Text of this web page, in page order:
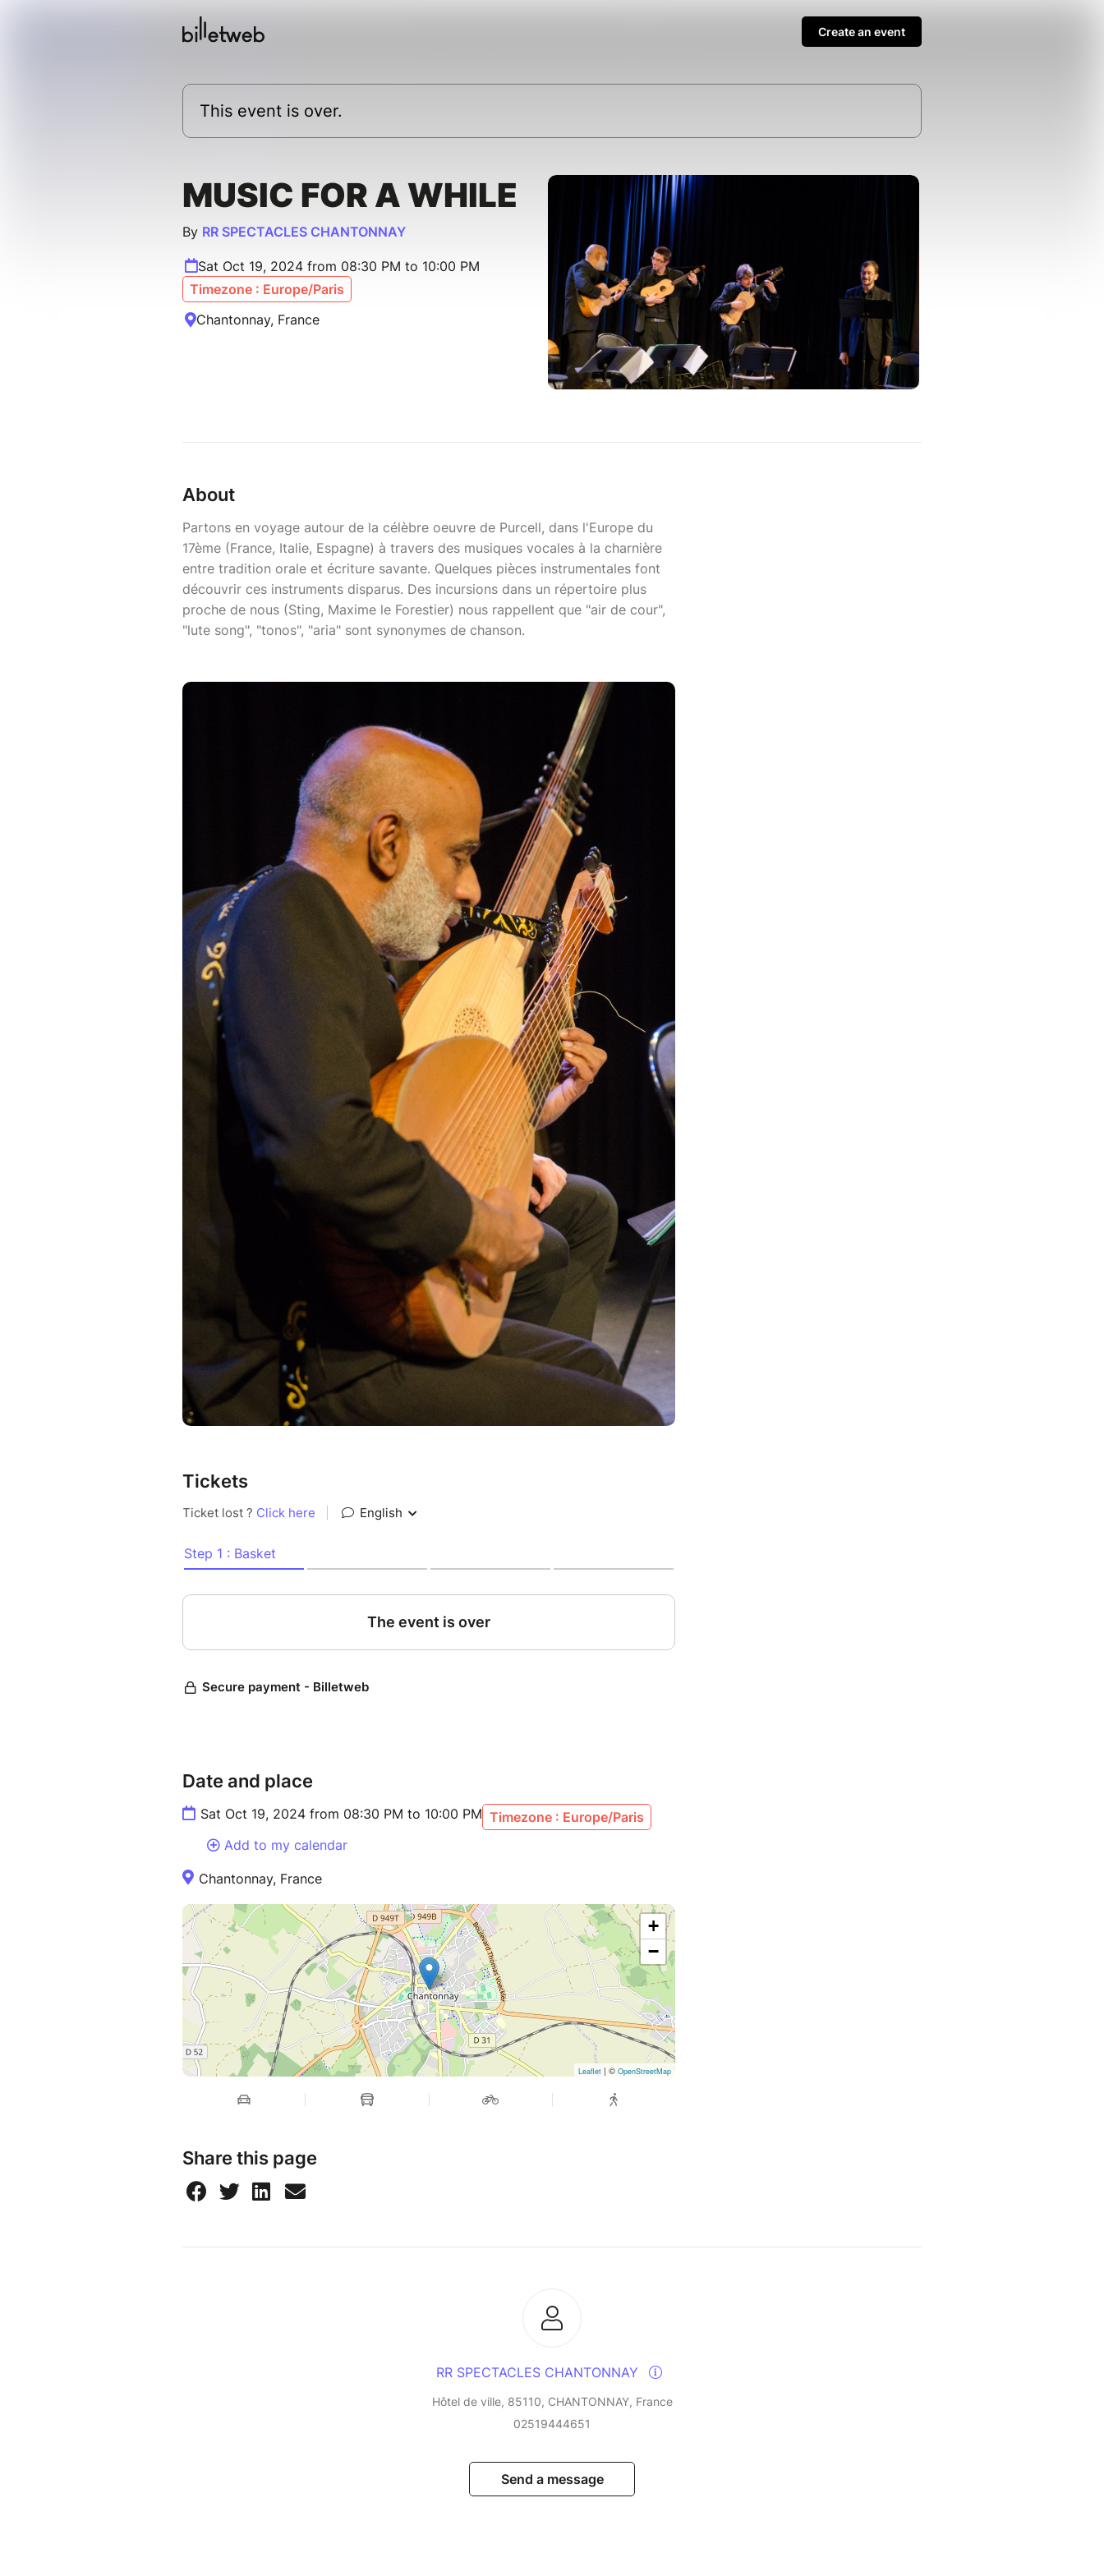
Create an event
This event is over.
MUSIC FOR A WHILE
By RR SPECTACLES CHANTONNAY
Sat Oct 19, 2024 from 08:30 PM to 10:00 PM
Timezone : Europe/Paris
Chantonnay, France
About
Partons en voyage autour de la célèbre oeuvre de Purcell, dans l'Europe du
17ème (France, Italie, Espagne) à travers des musiques vocales à la charnière
entre tradition orale et écriture savante. Quelques pièces instrumentales font
découvrir ces instruments disparus. Des incursions dans un répertoire plus
proche de nous (Sting, Maxime le Forestier) nous rappellent que "air de cour",
"lute song", "tonos", "aria" sont synonymes de chanson.
Tickets
Date and place
Sat Oct 19, 2024 from 08:30 PM to 10:00 PM Timezone : Europe/Paris
Add to my calendar
Chantonnay, France
+
−
Leaflet | © OpenStreetMap
Share this page
RR SPECTACLES CHANTONNAY
Hôtel de ville, 85110, CHANTONNAY, France
02519444651
Send a message